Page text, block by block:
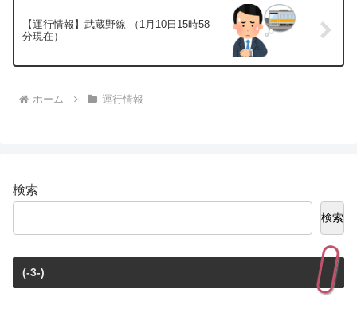
【運行情報】武蔵野線 （1月10日15時58
分現在）
ホーム 運行情報
検索
検索
(-3-)